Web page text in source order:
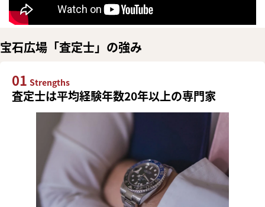
宝石広場「査定士」の強み
01 Strengths
査定士は平均経験年数20年以上の専門家